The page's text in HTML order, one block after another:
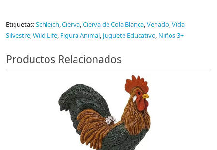
Etiquetas:Schleich,Cierva,Cierva de Cola Blanca,Venado,Vida
Silvestre,Wild Life, Figura Animal, Juguete Educativo, Niños 3+
Productos Relacionados